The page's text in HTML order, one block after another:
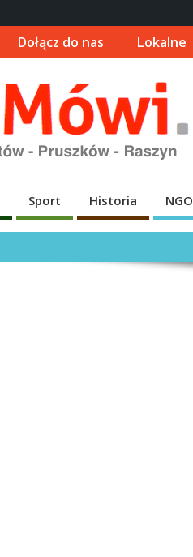
Dołącz do nas Lokalne
Sport Historia NGO